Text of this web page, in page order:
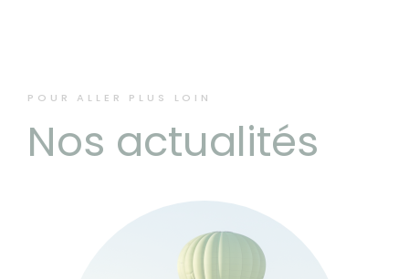
POUR ALLER PLUS LOIN
Nos actualités